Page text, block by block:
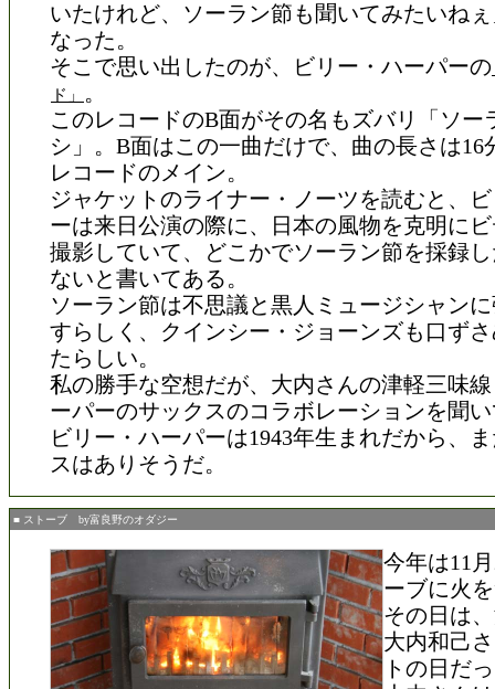
いたけれど、ソーラン節も聞いてみたいね
なった。
そこで思い出したのが、ビリー・ハーパーの
ド」
。
このレコードのB面がその名もズバリ「ソー
シ」。B面はこの一曲だけで、曲の長さは16
レコードのメイン。
ジャケットのライナー・ノーツを読むと、
ーは来日公演の際に、日本の風物を克明に
撮影していて、どこかでソーラン節を採録
ないと書いてある。
ソーラン節は不思議と黒人ミュージシャン
すらしく、クインシー・ジョーンズも口ず
たらしい。
私の勝手な空想だが、大内さんの津軽三味
ーパーのサックスのコラボレーションを聞
ビリー・ハーパーは1943年生まれだから、
スはありそうだ。
■ ストーブ by富良野のオダジー
今年は11
ーブに火
その日は
大内和己
トの日だ